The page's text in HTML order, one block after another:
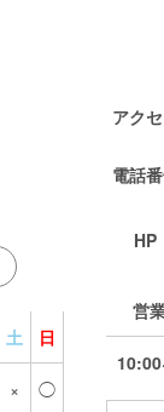
土 日
× ◯
アク
電話
HP
営